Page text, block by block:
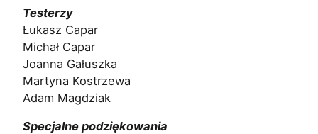
Testerzy
Łukasz Capar
Michał Capar
Joanna Gałuszka
Martyna Kostrzewa
Adam Magdziak
Specjalne podziękowania